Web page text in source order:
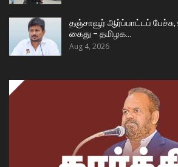
தஞ்சாவூர் ஆர்ப்பாட்டப்
கைது – தமிழக…
Aug 4, 2026